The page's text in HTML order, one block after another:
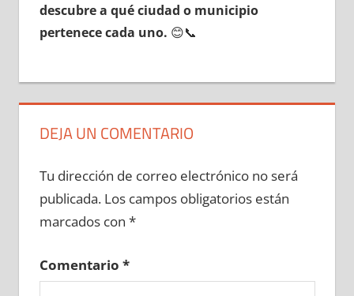
descubre а qué ciudad ο municipio
pertenece cada uno. 😊📞
DEJA UN COMENTARIO
Tu dirección de correo electrónico no será
publicada. Los campos obligatorios están
marcados con *
Comentario *